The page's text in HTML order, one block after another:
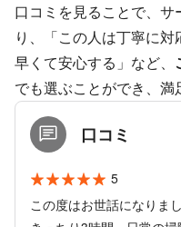
口コミを見ることで、
り、「この人は丁寧に
早くて安心する」など、
でも選ぶことができ、満
口コミ
5
この度はお世話になりま